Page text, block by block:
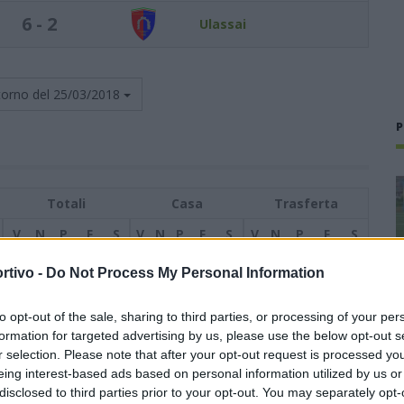
- Do Not Process My Personal Information
opt-out of the sale, sharing to third parties, or processing of your
for targeted advertising by us, please use the below opt-out
selection. Please note that after your opt-out request is processed
interest-based ads based on personal information utilized by us
to third parties prior to your opt-out. You may separately
6 - 2 Ulassai
del 25/03/2018
Totali Casa
Trasferta
V N P F S V N P F S V N P F S
14 5 3 59 24 6 3 2 32 14 8 2 1 27
14 4 4 68 31 9 2 0 45 9 5 2 4 23 22
14 3 5 62 24 9 1 1 35 11 5 2 4 27 13